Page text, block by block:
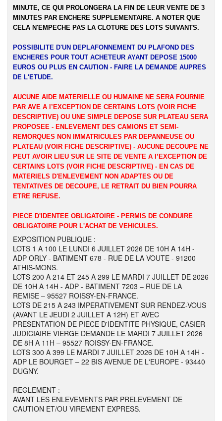
MINUTE, CE QUI PROLONGERA LA FIN DE LEUR VENTE DE 3
MINUTES PAR ENCHERE SUPPLEMENTAIRE. A NOTER QUE
CELA N'EMPECHE PAS LA CLOTURE DES LOTS SUIVANTS.
POSSIBILITE D'UN DEPLAFONNEMENT DU PLAFOND DES
ENCHERES POUR TOUT ACHETEUR AYANT DEPOSE 15000
EUROS OU PLUS EN CAUTION - FAIRE LA DEMANDE AUPRES
DE L'ETUDE.
AUCUNE AIDE MATERIELLE OU HUMAINE NE SERA FOURNIE
PAR AVE A l’EXCEPTION DE CERTAINS LOTS (VOIR FICHE
DESCRIPTIVE) OU UNE SIMPLE DEPOSE SUR PLATEAU SERA
PROPOSEE - ENLEVEMENT DES CAMIONS ET SEMI-
REMORQUES NON IMMATRICULES PAR DEPANNEUSE OU
PLATEAU (VOIR FICHE DESCRIPTIVE) - AUCUNE DECOUPE NE
PEUT AVOIR LIEU SUR LE SITE DE VENTE A l’EXCEPTION DE
CERTAINS LOTS (VOIR FICHE DESCRIPTIVE) - EN CAS DE
MATERIELS D'ENLEVEMENT NON ADAPTES OU DE
TENTATIVES DE DECOUPE, LE RETRAIT DU BIEN POURRA
ETRE REFUSE.
PIECE D'IDENTEE OBLIGATOIRE - PERMIS DE CONDUIRE
OBLIGATOIRE POUR L'ACHAT DE VEHICULES.
EXPOSITION PUBLIQUE :
LOTS 1 A 100 LE LUNDI 6 JUILLET 2026 DE 10H A 14H -
ADP ORLY - BATIMENT 678 - RUE DE LA VOUTE - 91200
ATHIS-MONS.
LOTS 200 A 214 ET 245 A 299 LE MARDI 7 JUILLET DE 2026
DE 10H A 14H - ADP - BATIMENT 7203 – RUE DE LA
REMISE – 95527 ROISSY-EN-FRANCE.
LOTS DE 215 A 243 IMPERATIVEMENT SUR RENDEZ-VOUS
(AVANT LE JEUDI 2 JUILLET A 12H) ET AVEC
PRESENTATION DE PIECE D'IDENTITE PHYSIQUE, CASIER
JUDICIAIRE VIERGE DEMANDE LE MARDI 7 JUILLET 2026
DE 8H A 11H – 95527 ROISSY-EN-FRANCE.
LOTS 300 A 399 LE MARDI 7 JUILLET 2026 DE 10H A 14H -
ADP LE BOURGET – 22 BIS AVENUE DE L'EUROPE - 93440
DUGNY.
REGLEMENT :
AVANT LES ENLEVEMENTS PAR PRELEVEMENT DE
CAUTION ET/OU VIREMENT EXPRESS.